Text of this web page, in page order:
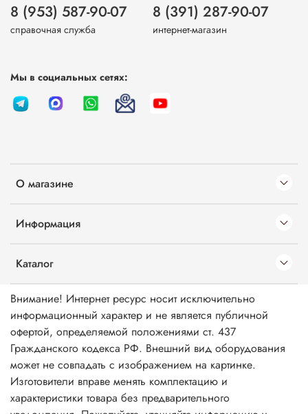
О магазине
Информация
Каталог
8 (953) 587-90-07
справочная служба
8 (391) 287-90-07
интернет-магазин
Мы в социальных сетях:
Внимание! Интернет ресурс носит исключительно
информационный характер и не является публичной
офертой, определяемой положениями ст. 437
Гражданского кодекса РФ. Внешний вид оборудования
может не совпадать с изображением на картинке.
Изготовители вправе менять комплектацию и
характеристики товара без предварительного